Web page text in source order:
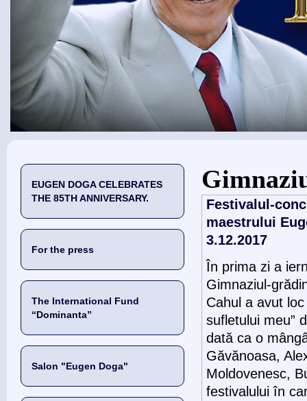
EUGEN DOGA CELEBRATES
THE 85TH ANNIVERSARY.
For the press
The International Fund
“Dominanta”
Salon "Eugen Doga"
You are here
Festivalul-
maestrului
3.12.2017
În prima zi a
Gimnaziul-
Cahul a avut
sufletului meu”
dată ca o
Găvănoasa,
Moldovenesc,
festivalului în